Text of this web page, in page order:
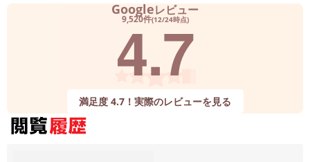
Googleレビュー
9,520件(12/24時点)
4.7
満足度 4.7！実際のレビューを見る